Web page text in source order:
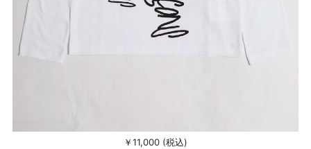
￥11,000 (税込)